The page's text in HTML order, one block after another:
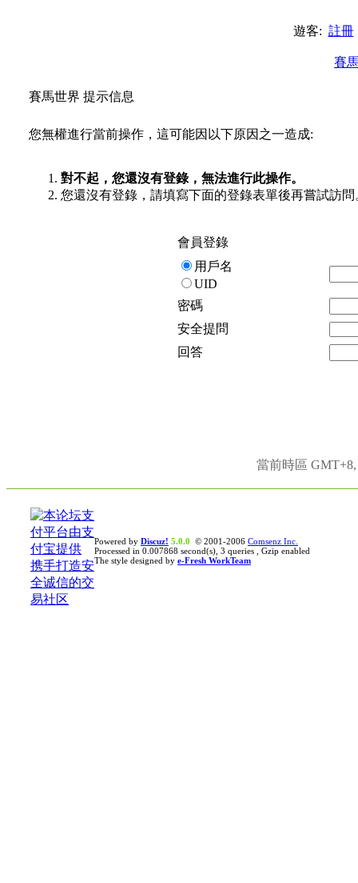
遊客: 註冊
賽
賽馬世界 提示信息
您無權進行當前操作，這可能因以下原因之一造成:
對不起，您還沒有登錄，無法進行此操作。
您還沒有登錄，請填寫下面的登錄表單後再嘗試訪問
會員登錄
用戶名
UID
密碼
安全提問
回答
當前時區
Powered by Discuz! 5.0.0 © 2001-2006 Comsenz Inc.
Processed in 0.007868 second(s), 3 queries , Gzip enabled
The style designed by e-Fresh WorkTeam